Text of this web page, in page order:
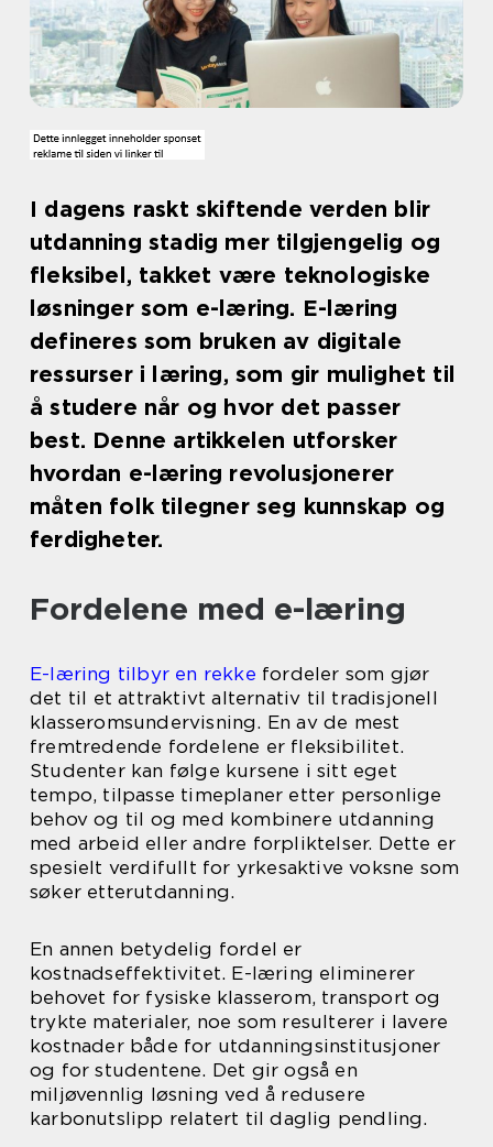
I dagens raskt skiftende verden blir
utdanning stadig mer tilgjengelig og
fleksibel, takket være teknologiske
løsninger som e-læring. E-læring
defineres som bruken av digitale
ressurser i læring, som gir mulighet til
å studere når og hvor det passer
best. Denne artikkelen utforsker
hvordan e-læring revolusjonerer
måten folk tilegner seg kunnskap og
ferdigheter.
Fordelene med e-læring
E-læring tilbyr en rekke fordeler som gjør
det til et attraktivt alternativ til tradisjonell
klasseromsundervisning. En av de mest
fremtredende fordelene er fleksibilitet.
Studenter kan følge kursene i sitt eget
tempo, tilpasse timeplaner etter personlige
behov og til og med kombinere utdanning
med arbeid eller andre forpliktelser. Dette er
spesielt verdifullt for yrkesaktive voksne som
søker etterutdanning.
En annen betydelig fordel er
kostnadseffektivitet. E-læring eliminerer
behovet for fysiske klasserom, transport og
trykte materialer, noe som resulterer i lavere
kostnader både for utdanningsinstitusjoner
og for studentene. Det gir også en
miljøvennlig løsning ved å redusere
karbonutslipp relatert til daglig pendling.